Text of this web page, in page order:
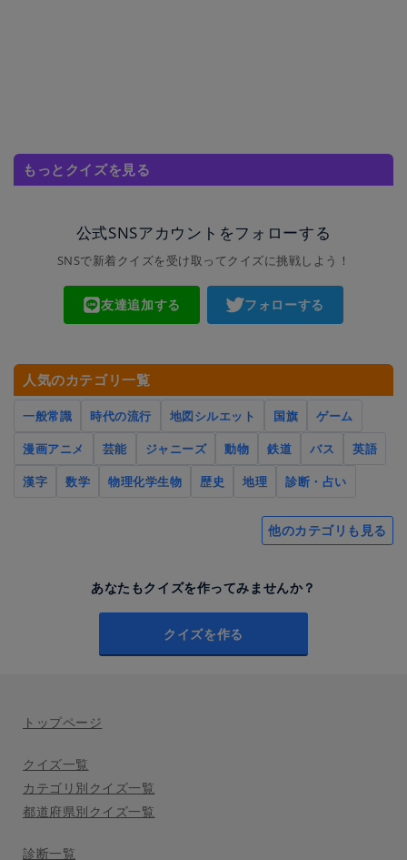
もっとクイズを見る
公式SNSアカウントをフォローする
SNSで新着クイズを受け取ってクイズに挑戦しよう！
友達追加する フォローする
人気のカテゴリ一覧
一般常識 時代の流行 地図シルエット 国旗
ゲーム
漫画アニメ
芸能 ジャニーズ 動物 鉄道 バス
英語
漢字
数学 物理化学生物 歴史 地理 診断・占い
他のカテゴリも見る
あなたもクイズを作ってみませんか？
クイズを作る
トップページ
クイズ一覧
カテゴリ別クイズ一覧
都道府県別クイズ一覧
診断一覧